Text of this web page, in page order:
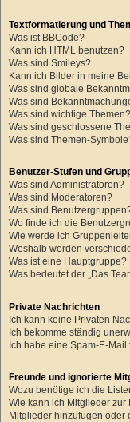
Textformatierung und
Was ist BBCode?
Kann ich HTML benutzen?
Was sind Smileys?
Kann ich Bilder in meine
Was sind globale
Was sind
Was sind wichtige Themen?
Was sind geschlossene
Was sind Themen-
Benutzer-Stufen und
Was sind Administratoren?
Was sind Moderatoren?
Was sind
Wo finde ich die
Wie werde ich
Weshalb werden
Was ist eine Hauptgruppe?
Was bedeutet der „Das
Private Nachrichten
Ich kann keine Privaten
Ich bekomme ständig
Ich habe eine Spam-E-
Freunde und ignorierte
Wozu benötige ich die
Wie kann ich Mitglieder zur
Mitglieder hinzufügen oder